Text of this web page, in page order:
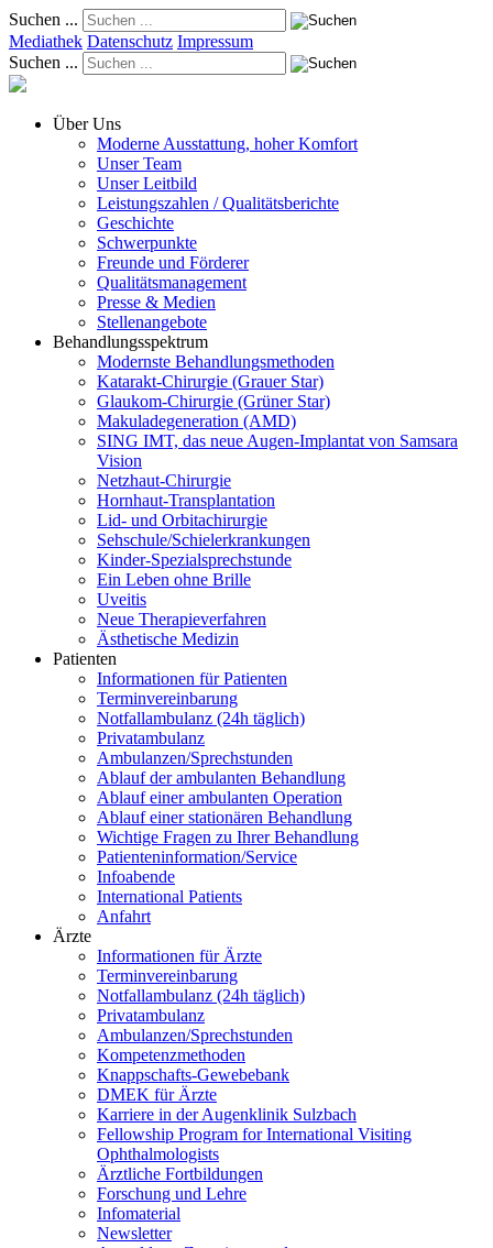
Suchen ...
Mediathek Datenschutz Impressum
Suchen ...
Über Uns
Moderne Ausstattung, hoher Komfort
Unser Team
Unser Leitbild
Leistungszahlen / Qualitätsberichte
Geschichte
Schwerpunkte
Freunde und Förderer
Qualitätsmanagement
Presse & Medien
Stellenangebote
Behandlungsspektrum
Modernste Behandlungsmethoden
Katarakt-Chirurgie (Grauer Star)
Glaukom-Chirurgie (Grüner Star)
Makuladegeneration (AMD)
SING IMT, das neue Augen-Implantat von Samsara
Vision
Netzhaut-Chirurgie
Hornhaut-Transplantation
Lid- und Orbitachirurgie
Sehschule/Schielerkrankungen
Kinder-Spezialsprechstunde
Ein Leben ohne Brille
Uveitis
Neue Therapieverfahren
Ästhetische Medizin
Patienten
Informationen für Patienten
Terminvereinbarung
Notfallambulanz (24h täglich)
Privatambulanz
Ambulanzen/Sprechstunden
Ablauf der ambulanten Behandlung
Ablauf einer ambulanten Operation
Ablauf einer stationären Behandlung
Wichtige Fragen zu Ihrer Behandlung
Patienteninformation/Service
Infoabende
International Patients
Anfahrt
Ärzte
Informationen für Ärzte
Terminvereinbarung
Notfallambulanz (24h täglich)
Privatambulanz
Ambulanzen/Sprechstunden
Kompetenzmethoden
Knappschafts-Gewebebank
DMEK für Ärzte
Karriere in der Augenklinik Sulzbach
Fellowship Program for International Visiting
Ophthalmologists
Ärztliche Fortbildungen
Forschung und Lehre
Infomaterial
Newsletter